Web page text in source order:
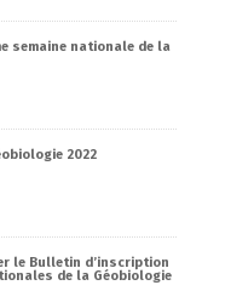
semaine nationale de la
2022
le Bulletin d’inscription
de la Géobiologie